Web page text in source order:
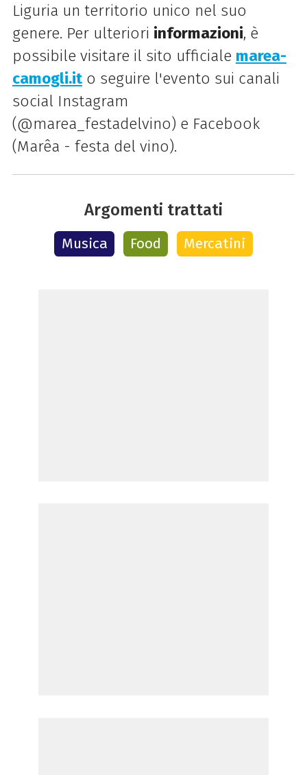
Liguria un territorio unico nel suo
genere. Per ulteriori informazioni, è
possibile visitare il sito ufficiale marea-
camogli.ito seguire l'evento sui canali
social Instagram
(@marea_festadelvino) e Facebook
(Marêa - festa del vino).
Argomenti trattati
Musica Food Mercatini